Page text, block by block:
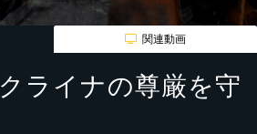
関連動画
ライナの尊厳を守